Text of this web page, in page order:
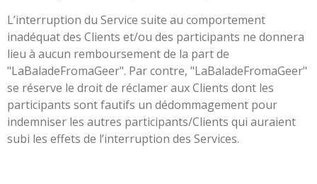
L’interruption du Service suite au comportement
inadéquat des Clients et/ou des participants ne donnera
lieu à aucun remboursement de la part de
"LaBaladeFromaGeer". Par contre, "LaBaladeFromaGeer"
se réserve le droit de réclamer aux Clients dont les
participants sont fautifs un dédommagement pour
indemniser les autres participants/Clients qui auraient
subi les effets de l’interruption des Services.